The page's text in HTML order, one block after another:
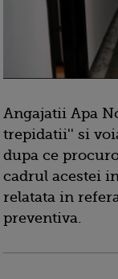
Angajatii Apa
trepidatii'' si
dupa ce
cadrul acestei
relatata in
preventiva.